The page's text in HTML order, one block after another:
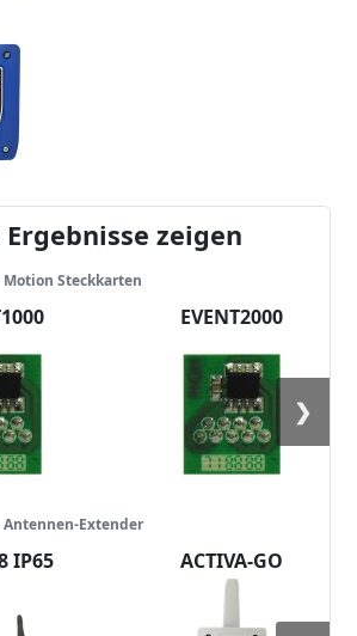
zeigen
Steckkarten
EVENT2000
❯
Extender
IP65 ACTIVA-GO